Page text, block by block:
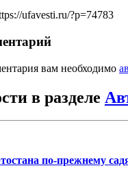
ufavesti.ru/?p=74783
вам необходимо
в разделе
по-прежнему